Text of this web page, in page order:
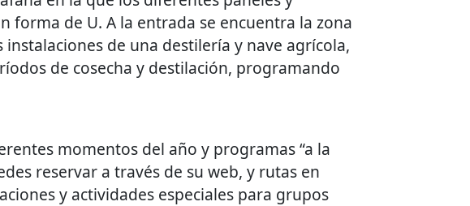
de U. A la entrada se encuentra la zona
de una destilería y nave agrícola,
de cosecha y destilación, programando
momentos del año y programas “a la
reservar a través de su web, y rutas en
y actividades especiales para grupos